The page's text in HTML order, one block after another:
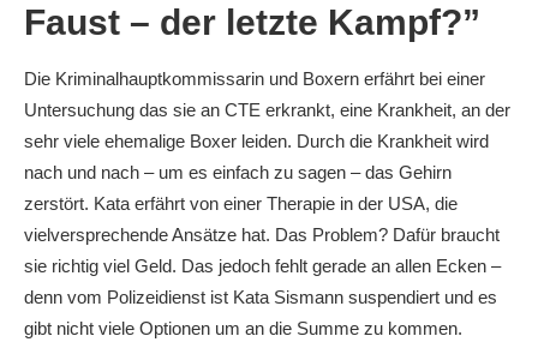
Faust – der letzte Kampf?”
Die Kriminalhauptkommissarin und Boxern erfährt bei einer
Untersuchung das sie an CTE erkrankt, eine Krankheit, an der
sehr viele ehemalige Boxer leiden. Durch die Krankheit wird
nach und nach – um es einfach zu sagen – das Gehirn
zerstört. Kata erfährt von einer Therapie in der USA, die
vielversprechende Ansätze hat. Das Problem? Dafür braucht
sie richtig viel Geld. Das jedoch fehlt gerade an allen Ecken –
denn vom Polizeidienst ist Kata Sismann suspendiert und es
gibt nicht viele Optionen um an die Summe zu kommen.